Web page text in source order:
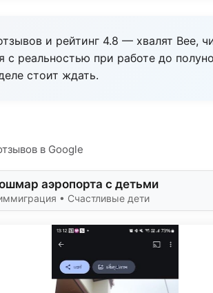
и рейтинг 4.8 — хвалят Bee,
с реальностью при работе до
стоит ждать.
в Google
аэропорта с детьми
• Счастливые дети